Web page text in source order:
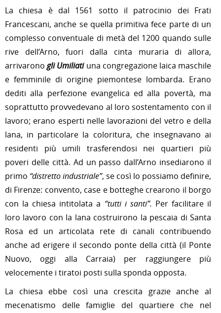
La chiesa è dal 1561 sotto il patrocinio dei Frati
Francescani, anche se quella primitiva fece parte di un
complesso conventuale di metà del 1200 quando sulle
rive dell’Arno, fuori dalla cinta muraria di allora,
arrivaronogli Umiliatiuna congregazione laica maschile
e femminile di origine piemontese lombarda. Erano
dediti alla perfezione evangelica ed alla povertà, ma
soprattutto provvedevano al loro sostentamento con il
lavoro; erano esperti nelle lavorazioni del vetro e della
lana, in particolare la coloritura, che insegnavano ai
residenti più umili trasferendosi nei quartieri più
poveri delle città. Ad un passo dall’Arno insediarono il
primo “distretto industriale”, se così lo possiamo definire,
di Firenze: convento, case e botteghe crearono il borgo
con la chiesa intitolata a “tutti i santi”. Per facilitare il
loro lavoro con la lana costruirono la pescaia di Santa
Rosa ed un articolata rete di canali contribuendo
anche ad erigere il secondo ponte della città (il Ponte
Nuovo, oggi alla Carraia) per raggiungere più
velocemente i tiratoi posti sulla sponda opposta.
La chiesa ebbe così una crescita grazie anche al
mecenatismo delle famiglie del quartiere che nel